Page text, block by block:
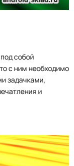
собой
с ним необходимо
задачками,
и